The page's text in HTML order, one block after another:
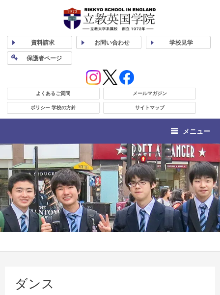
資料請求 お問い合わせ 学校見学
保護者ページ
よくあるご質問 メールマガジン
ポリシー 学校の方針 サイトマップ
メニュー
ダンス